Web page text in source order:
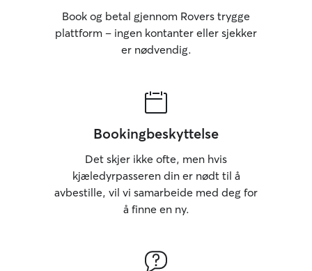
Book og betal gjennom Rovers trygge
plattform – ingen kontanter eller sjekker
er nødvendig.
Bookingbeskyttelse
Det skjer ikke ofte, men hvis
kjæledyrpasseren din er nødt til å
avbestille, vil vi samarbeide med deg for
å finne en ny.